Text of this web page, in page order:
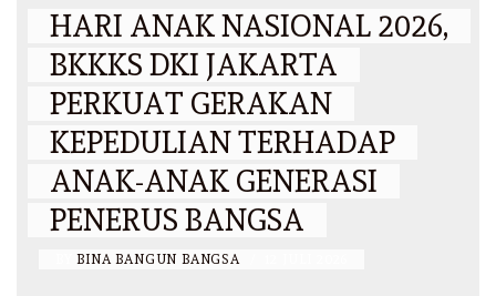
HARI ANAK NASIONAL 2026,
BKKKS DKI JAKARTA
PERKUAT GERAKAN
KEPEDULIAN TERHADAP
ANAK-ANAK GENERASI
PENERUS BANGSA
BINA BANGUN BANGSA